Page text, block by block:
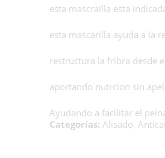
esta mascrailla esta
esta mascarilla ayuda a la
restructura la fribra desde
aportando nutrcion sin
Ayudando a facilitar el
Categorías: Alisado,